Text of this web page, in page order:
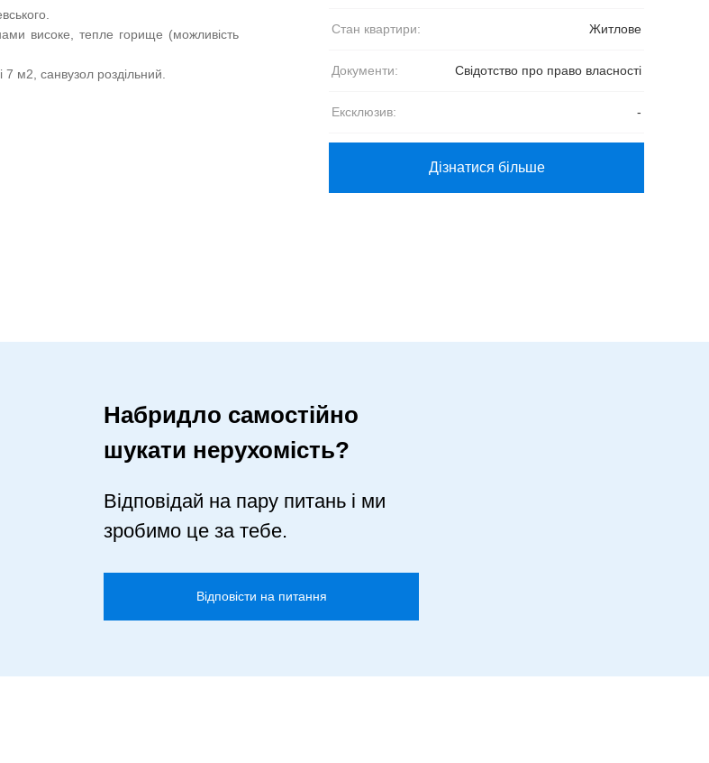
високе, тепле горище (можливість
м2, санвузол роздільний.
Стан квартири: Житлове
Документи: Свідотство про право власності
Ексклюзив: -
Дізнатися більше
Набридло самостійно
шукати нерухомість?
Відповідай на пару питань і ми
зробимо це за тебе.
Відповісти на питання